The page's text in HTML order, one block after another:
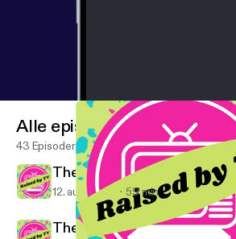
Alle episoder
43 Episoder
The Disney Episode - Boy
12. aug. 2020 59 min
The Disney Episode -